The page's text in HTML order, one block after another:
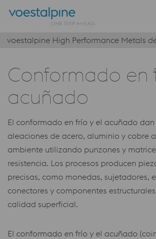
voestalpine High Performance Metals
Conformado en
acuñado
El conformado en frío y el acuñado
aleaciones de acero, aluminio y cobre
ambiente utilizando punzones y
resistencia. Los procesos producen
precisas, como monedas, sujetadores,
conectores y componentes
calidad superficial.
El conformado en frío y el acuñado